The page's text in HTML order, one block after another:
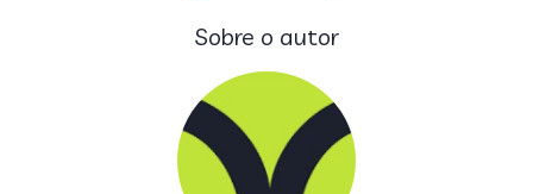
Sobre o autor